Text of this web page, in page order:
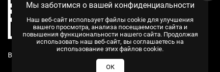
Все права защищены. | ВЕБ-ДИЗАЙН
Мы заботимся о вашей конфиденциальности
Наш веб-сайт использует файлы cookie для улучшения
вашего просмотра, анализа посещаемости сайта и
повышения функциональности нашего сайта. Продолжая
использовать наш веб-сайт, вы соглашаетесь на
использование этих файлов cookie.
ОК